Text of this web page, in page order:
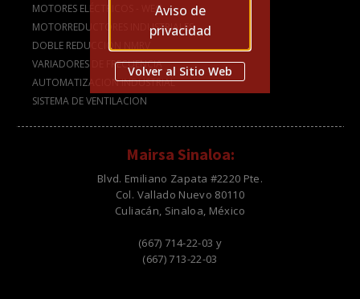
Aviso de
privacidad
Volver al Sitio Web
MOTORES ELÉCTRICOS - WEG
MOTORREDUCTORES INDUSTRIALES
DOBLE REDUCCIÓN NMRV
VARIADORES DE FRECUENCIA
AUTOMATIZACION INDUSTRIAL
SISTEMA DE VENTILACION
Mairsa Sinaloa:
Blvd. Emiliano Zapata #2220 Pte.
Col. Vallado Nuevo 80110
Culiacán, Sinaloa, México
(667) 714-22-03 y
(667) 713-22-03